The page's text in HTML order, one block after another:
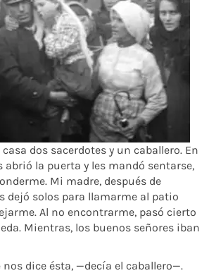
dos sacerdotes y un caballero. En
la puerta y les mandó sentarse,
Mi madre, después de
dejó solos para llamarme al patio
Al no encontrarme, pasó cierto
Mientras, los buenos señores iban
nos dice ésta, —decía el caballero—.